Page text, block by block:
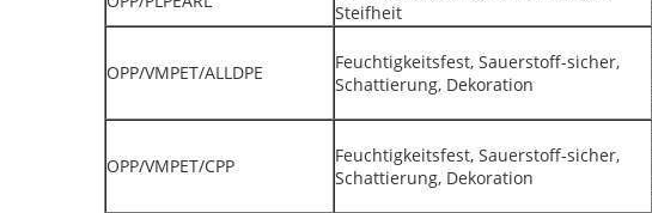
Steifheit
OPP/VMPET/ALLDPE
Feuchtigkeitsfest, Sauerstoff-sicher,
Schattierung, Dekoration
OPP/VMPET/CPP
Feuchtigkeitsfest, Sauerstoff-sicher,
Schattierung, Dekoration